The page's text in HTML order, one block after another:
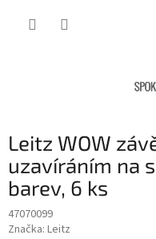
Leitz WOW
uzavíráním na
barev, 6 ks
47070099
Značka: Leitz